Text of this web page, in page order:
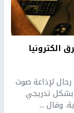
الكترونيا
لإذاعة صوت
بشكل تدريجي
وقال ...